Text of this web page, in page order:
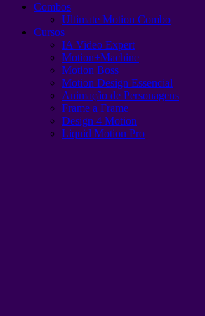
Combos
Ultimate Motion Combo
Cursos
IA Video Expert
Motion+Machine
Motion Boss
Motion Design Essencial
Animação de Personagens
Frame a Frame
Design 4 Motion
Liquid Motion Pro